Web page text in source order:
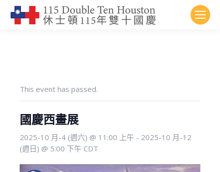
This event has passed.
國慶西畫展
2025-10 月-4 (週六) @ 11:00 上午 - 2025-10 月-12
(週日) @ 5:00 下午 CDT